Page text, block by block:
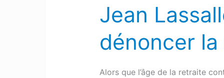
Jean
dénoncer
Alors que l’âge de la retraite